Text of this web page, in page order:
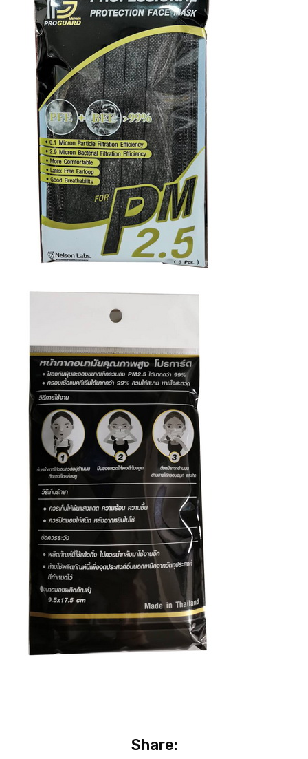
Share: